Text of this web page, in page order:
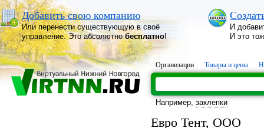
Добавить свою компанию
Или перенести существующую в своё
управление. Это абсолютнобесплатно!
И
И это
Организации Товары и цены
Например, заклепки
Евро Тент, ООО